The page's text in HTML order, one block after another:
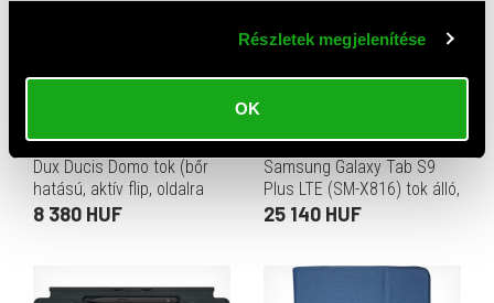
Részletek megjelenítése
OK
Dux Ducis Domo tok (bőr
hatású, aktív flip, oldalra
nyíló, trifold, asztali tartó,
8 380 HUF
Samsung Galaxy Tab S9
Plus LTE (SM-X816) tok álló,
bőr hatású (aktív flip, trifold,
25 140 HUF